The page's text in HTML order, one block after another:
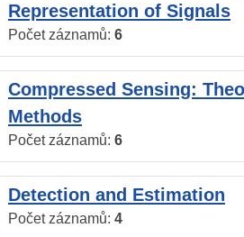
Representation of Signals
Počet záznamů: 6
Compressed Sensing:
Methods
Počet záznamů: 6
Detection and Estimation
Počet záznamů: 4